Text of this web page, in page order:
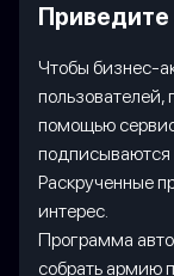
Чтобы бизнес-
пользователей,
помощью
подписываются
Раскрученные
интерес.
Программа
собрать армию